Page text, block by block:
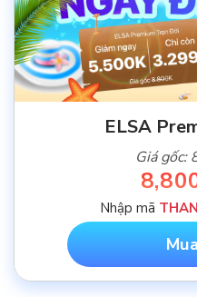
ELSA
Giá
Nhập mã